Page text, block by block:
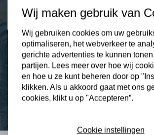
9,3
Nieuws
Contact
Wij maken gebruik van
Wij gebruiken cookies om uw
optimaliseren, het webverkeer te
gerichte advertenties te kunnen
partijen. Lees meer over hoe wij
en hoe u ze kunt beheren door op
klikken. Als u akkoord gaat met ons
cookies, klikt u op "Accepteren”.
Cookie instellingen